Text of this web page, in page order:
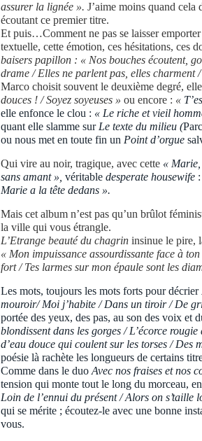
assurer la lignée ». J’aime moins quand cela
écoutant ce premier titre.
Et puis…Comment ne pas se laisser
textuelle, cette émotion, ces hésitations, ces
baisers papillon : « Nos bouches écoutent,
drame / Elles ne parlent pas, elles charment
Marco choisit souvent le deuxième degré,
douces ! / Soyez soyeuses » ou encore : «
elle enfonce le clou : « Le riche et vieil
quant elle slamme sur Le texte du milieu (
ou nous met en toute fin un Point d’orgue
Qui vire au noir, tragique, avec cette « Marie,
sans amant », véritable desperate housewife :
Marie a la tête dedans ».
Mais cet album n’est pas qu’un brûlot
la ville qui vous étrangle.
L’Etrange beauté du chagrin insinue le pire,
« Mon impuissance assourdissante face à
fort / Tes larmes sur mon épaule sont les
Les mots, toujours les mots forts pour décrier
mouroir/ Moi j’habite / Dans un tiroir / De
portée des yeux, des pas, au son des voix et
blondissent dans les gorges / L’écorce
d’eau douce qui coulent sur les torses / Des
poésie là rachète les longueurs de certains
Comme dans le duo Avec nos fraises et nos
tension qui monte tout le long du morceau,
Loin de l’ennui du présent / Alors on s’taille
qui se mérite ; écoutez-le avec une bonne
vous.